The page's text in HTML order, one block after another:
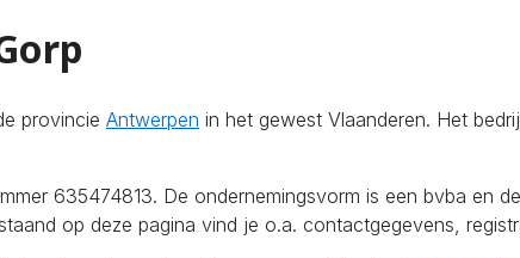
provincie Antwerpen in het gewest Vlaanderen. Het
635474813. De ondernemingsvorm is een bvba en
op deze pagina vind je o.a. contactgegevens,